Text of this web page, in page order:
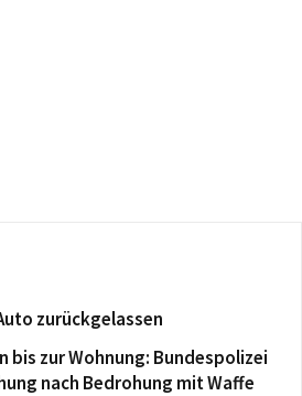
zurückgelassen
bis zur Wohnung: Bundespolizei
nach Bedrohung mit Waffe